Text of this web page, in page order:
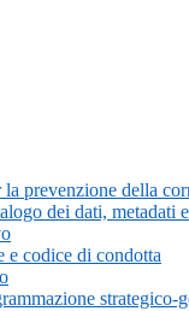
la prevenzione della
dei dati, metadati
e codice di condotta
strategico-